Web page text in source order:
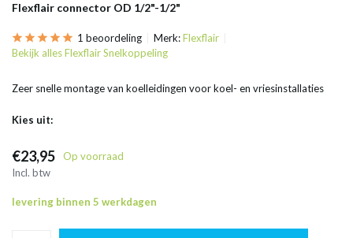
Flexflair connector OD 1/2"-1/2"
1 beoordeling Merk:Flexflair
Bekijk alles Flexflair Snelkoppeling
Zeer snelle montage van koelleidingen voor koel- en vriesinstallaties
Kies uit:
€23,95
Op voorraad
Incl. btw
levering binnen 5 werkdagen